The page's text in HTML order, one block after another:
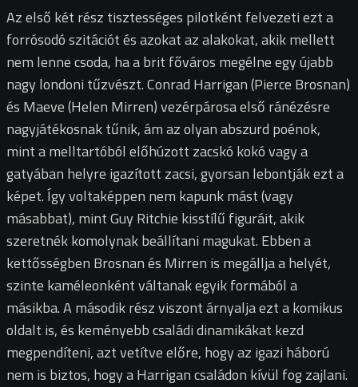
Az első két rész tisztességes pilotként felvezeti ezt a
forrósodó szitációt és azokat az alakokat, akik mellett
nem lenne csoda, ha a brit főváros megélne egy újabb
nagy londoni tűzvészt. Conrad Harrigan (Pierce Brosnan)
és Maeve (Helen Mirren) vezérpárosa első ránézésre
nagyjátékosnak tűnik, ám az olyan abszurd poénok,
mint a melltartóból előhúzott zacskó kokó vagy a
gatyában helyre igazított zacsi, gyorsan lebontják ezt a
képet. Így voltaképpen nem kapunk mást (vagy
másabbat), mint Guy Ritchie kisstílű figuráit, akik
szeretnék komolynak beállítani magukat. Ebben a
kettősségben Brosnan és Mirren is megállja a helyét,
szinte kaméleonként váltanak egyik formából a
másikba. A második rész viszont árnyalja ezt a komikus
oldalt is, és keményebb családi dinamikákat kezd
megpendíteni, azt vetítve előre, hogy az igazi háború
nem is biztos, hogy a Harrigan családon kívül fog zajlani.